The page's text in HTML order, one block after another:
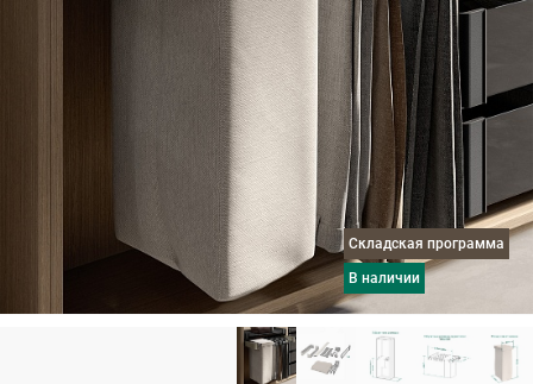
Складская программа
в наличии